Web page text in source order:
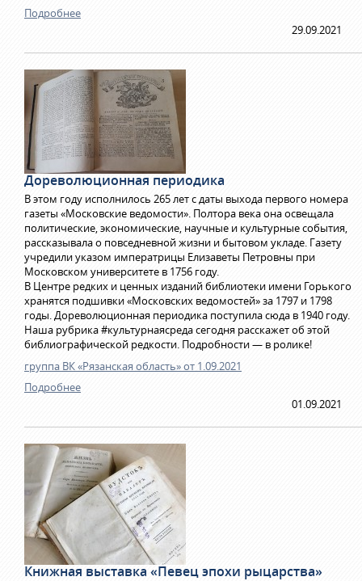
Подробнее
29.09.2021
Дореволюционная периодика
В этом году исполнилось 265 лет с даты выхода первого номера
газеты «Московские ведомости». Полтора века она освещала
политические, экономические, научные и культурные события,
рассказывала о повседневной жизни и бытовом укладе. Газету
учредили указом императрицы Елизаветы Петровны при
Московском университете в 1756 году.
В Центре редких и ценных изданий библиотеки имени Горького
хранятся подшивки «Московских ведомостей» за 1797 и 1798
годы. Дореволюционная периодика поступила сюда в 1940 году.
Наша рубрика #культурнаясреда сегодня расскажет об этой
библиографической редкости. Подробности — в ролике!
группа ВК «Рязанская область» от 1.09.2021
Подробнее
01.09.2021
Книжная выставка «Певец эпохи рыцарства»